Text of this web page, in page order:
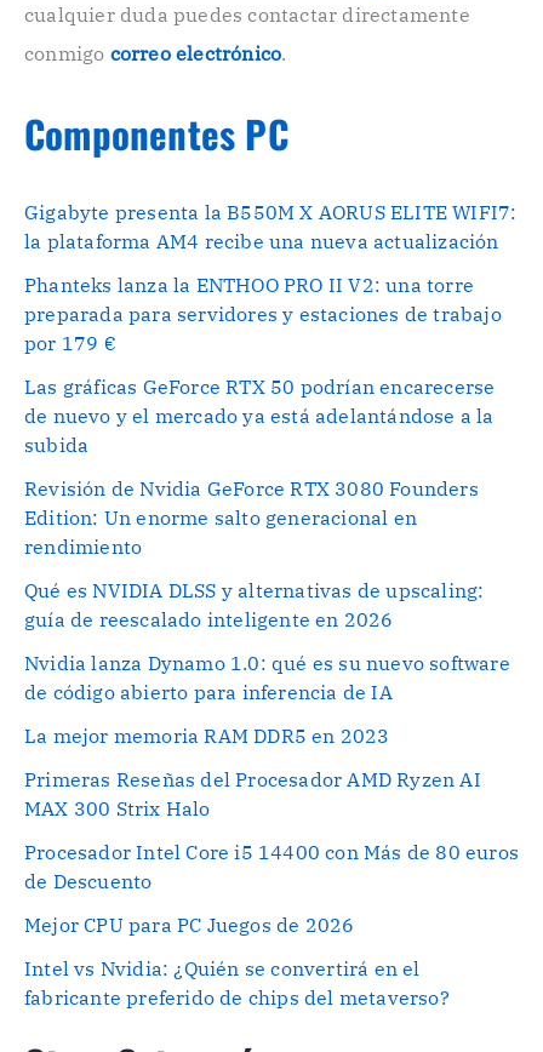
.cualquier duda puedes contactar directamente
conmigo correo electrónico.
Componentes PC
Gigabyte presenta la B550M X AORUS ELITE WIFI7:
la plataforma AM4 recibe una nueva actualización
Phanteks lanza la ENTHOO PRO II V2: una torre
preparada para servidores y estaciones de trabajo
por 179 €
Las gráficas GeForce RTX 50 podrían encarecerse
de nuevo y el mercado ya está adelantándose a la
subida
Revisión de Nvidia GeForce RTX 3080 Founders
Edition: Un enorme salto generacional en
rendimiento
Qué es NVIDIA DLSS y alternativas de upscaling:
guía de reescalado inteligente en 2026
Nvidia lanza Dynamo 1.0: qué es su nuevo software
de código abierto para inferencia de IA
La mejor memoria RAM DDR5 en 2023
Primeras Reseñas del Procesador AMD Ryzen AI
MAX 300 Strix Halo
Procesador Intel Core i5 14400 con Más de 80 euros
de Descuento
Mejor CPU para PC Juegos de 2026
Intel vs Nvidia: ¿Quién se convertirá en el
fabricante preferido de chips del metaverso?